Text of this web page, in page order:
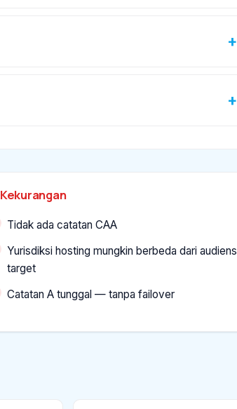
Kekurangan
Tidak ada catatan CAA
Yurisdiksi hosting mungkin berbeda dari audiens
target
Catatan A tunggal — tanpa failover